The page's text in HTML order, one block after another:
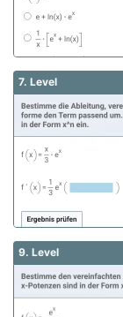
7. Level
9. Level